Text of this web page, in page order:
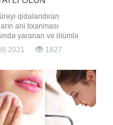
qidalandıran
ani tıxanması
yaranan və ölümlə
ciddi bir təhlükədir. Bəs
özünü hansı əlamətlərlə
. -a istinadən türkiyəli
Refik Erdimin bununla
təqdim edir. Soyuq və
1827